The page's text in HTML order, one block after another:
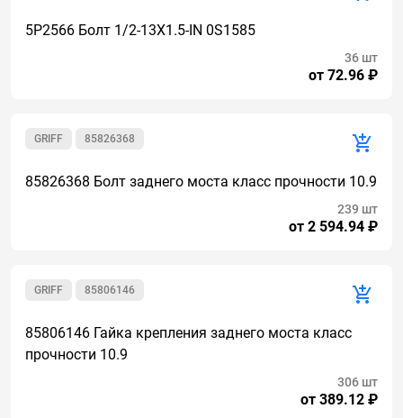
5P2566 Болт 1/2-13X1.5-IN 0S1585
от 72.96 ₽
36 шт
85826368
GRIFF
85826368 Болт заднего моста класс прочности 10.9
от 2 594.94 ₽
239 шт
85806146
GRIFF
85806146 Гайка крепления заднего моста класс
прочности 10.9
от 389.12 ₽
306 шт